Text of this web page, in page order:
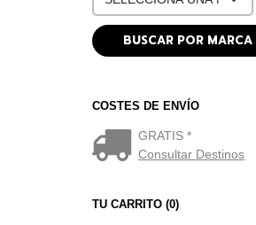
COSTES DE ENVÍO
GRATIS *
Consultar Destinos
TU CARRITO (0)